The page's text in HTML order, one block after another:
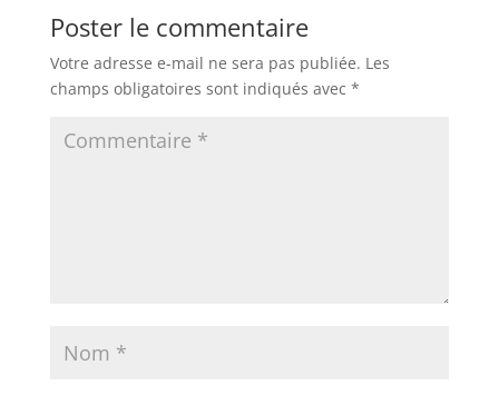
Poster le commentaire
Votre adresse e-mail ne sera pas publiée. Les
champs obligatoires sont indiqués avec *